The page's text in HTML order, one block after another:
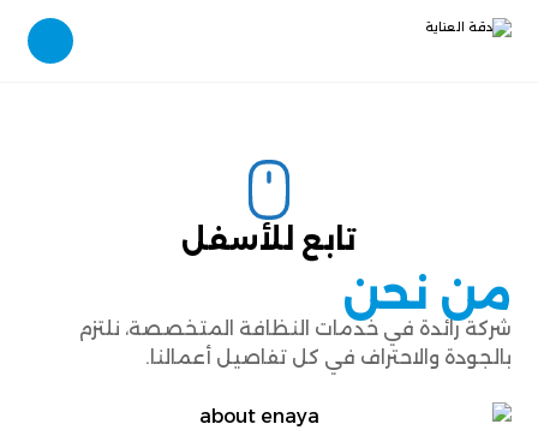
تابع للأسفل
من نحن
شركة رائدة في خدمات النظافة المتخصصة، نلتزم
بالجودة والاحتراف في كل تفاصيل أعمالنا.